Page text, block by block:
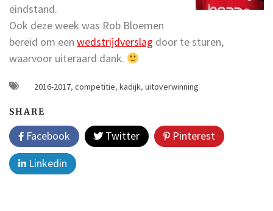
eindstand.
Ook deze week was Rob Bloemen
bereid om een wedstrijdverslag door te sturen,
waarvoor uiteraard dank.
2016-2017, competitie, kadijk, uitoverwinning
SHARE
Facebook Twitter
Pinterest
Linkedin